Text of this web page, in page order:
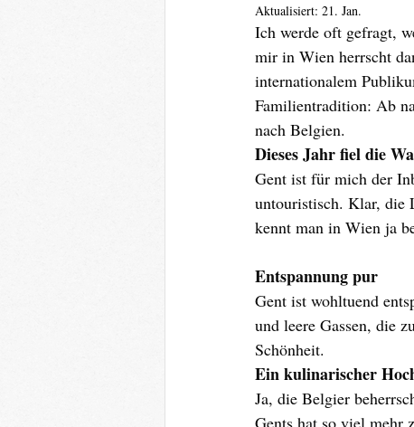
Aktualisiert: 21. Jan.
Ich werde oft gefragt,
mir in Wien herrscht
internationalem
Familientradition: Ab
nach Belgien.
Dieses Jahr fiel die
Gent ist für mich der
untouristisch. Klar, die
kennt man in Wien ja
Entspannung pur
Gent ist wohltuend
und leere Gassen, die
Schönheit.
Ein kulinarischer
Ja, die Belgier
Gents hat so viel mehr